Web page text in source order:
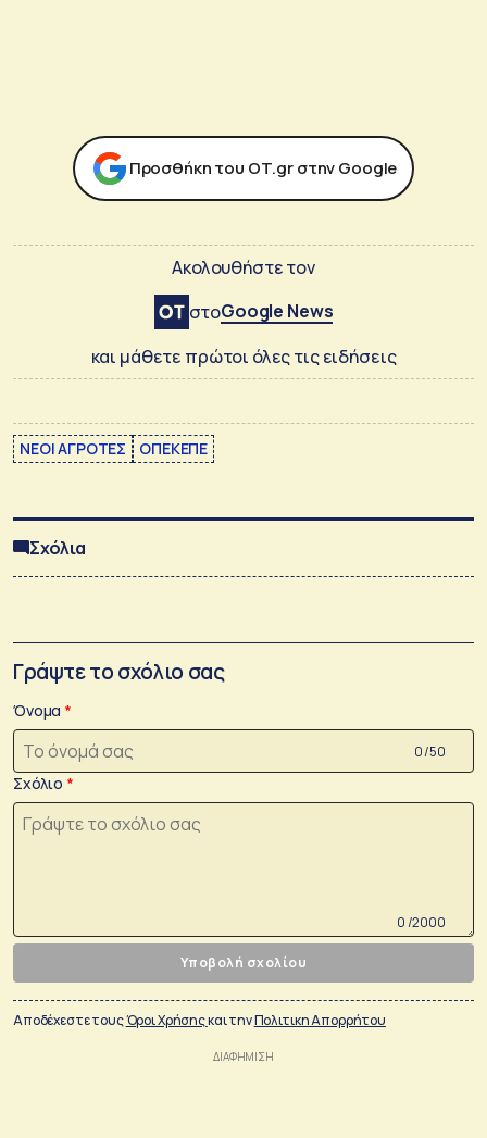
Προσθήκη του ΟΤ.gr στην Google
Ακολουθήστε τον
στοGoogle News
και μάθετε πρώτοι όλες τις ειδήσεις
ΝΕΟΙ ΑΓΡΟΤΕΣ ΟΠΕΚΕΠΕ
Σχόλια
Γράψτε το σχόλιο σας
Όνομα
0 /50
Σχόλιο
0 /2000
Υποβολή σχολίου
Αποδέχεστε τουςΌροι Χρήσηςκαι τηνΠολιτικη Απορρήτου